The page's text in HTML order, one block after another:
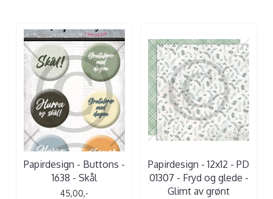
Papirdesign - Buttons -
1638 - Skål
45,00,-
Papirdesign - 12x12 - PD
01307 - Fryd og glede -
Glimt av grønt